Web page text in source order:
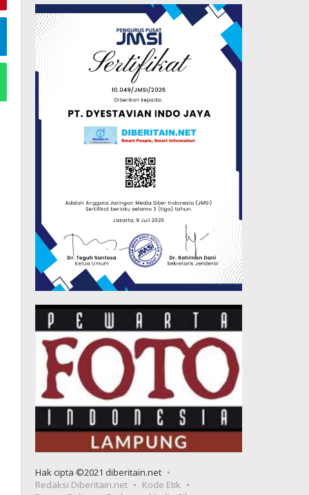
Hak cipta ©2021 diberitain.net
Redaksi Diberitain.net
Kode Etik